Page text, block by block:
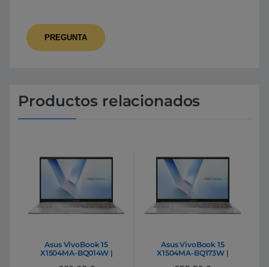
Productos relacionados
Asus VivoBook 15
X1504MA-BQ014W |
Asus VivoBook 15
X1504MA-BQ173W |